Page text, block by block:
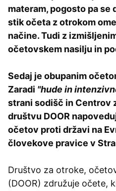
materam, pogosto pa se
stik očeta z otrokom
načine. Tudi z
očetovskem nasilju in
Sedaj je obupanim
Zaradi "hude in
strani sodišč in Centrov
društvu DOOR
očetov proti državi na
človekove pravice v
Društvo za otroke,
(DOOR) združuje očete,